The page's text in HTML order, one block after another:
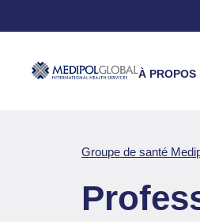
À PROPOS DE
Groupe de santé